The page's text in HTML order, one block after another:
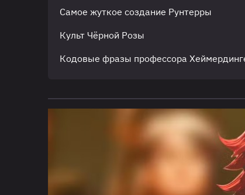
Самое жуткое создание Рунтерры
Культ Чёрной Розы
Кодовые фразы профессора